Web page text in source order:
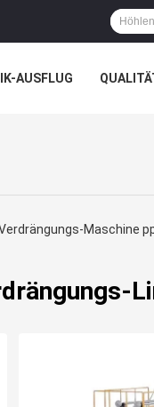
AUSFLUG
Maschine